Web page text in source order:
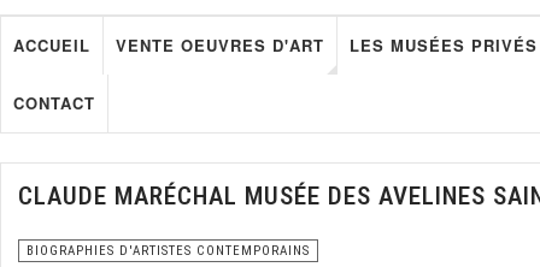
ACCUEIL VENTE OEUVRES D'ART LES MUSÉES PRIVÉS
CONTACT
CLAUDE MARÉCHAL MUSÉE DES AVELINES
BIOGRAPHIES D'ARTISTES CONTEMPORAINS